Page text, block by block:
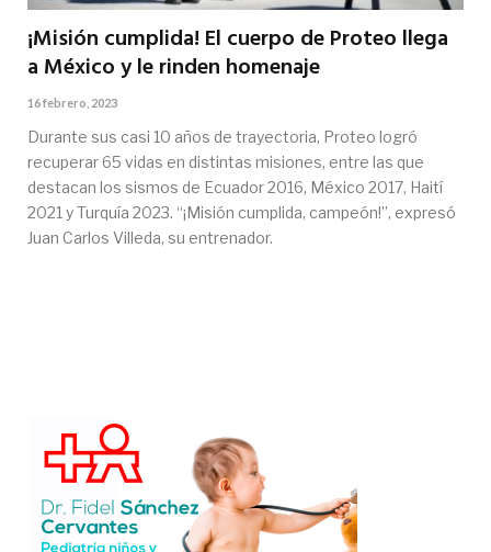
¡Misión cumplida! El cuerpo de Proteo llega
a México y le rinden homenaje
16 febrero, 2023
Durante sus casi 10 años de trayectoria, Proteo logró
recuperar 65 vidas en distintas misiones, entre las que
destacan los sismos de Ecuador 2016, México 2017, Haití
2021 y Turquía 2023. “¡Misión cumplida, campeón!”, expresó
Juan Carlos Villeda, su entrenador.